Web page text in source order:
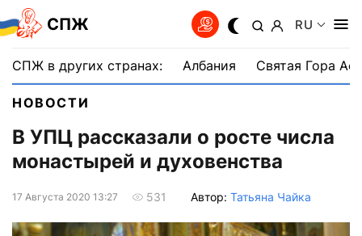
СПЖ RU
СПЖ в других странах: Албания Святая Гора
НОВОСТИ
В УПЦ рассказали о росте числа
монастырей и духовенства
17 Августа 2020 13:27 531 Автор: Татьяна Чайка